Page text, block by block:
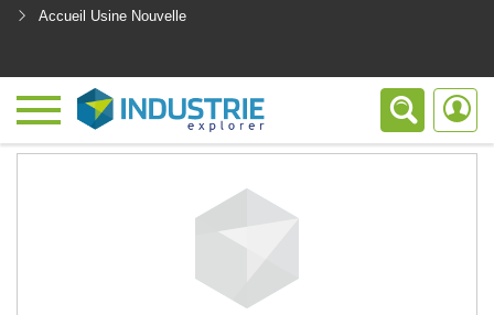
Accueil Usine Nouvelle